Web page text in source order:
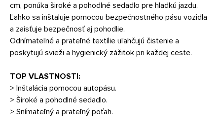
cm, ponúka široké a pohodlné sedadlo pre hladkú jazdu.
Ľahko sa inštaluje pomocou bezpečnostného pásu vozidla
a zaisťuje bezpečnosť aj pohodlie.
Odnímateľné a prateľné textílie uľahčujú čistenie a
poskytujú svieži a hygienický zážitok pri každej ceste.
TOP VLASTNOSTI:
> Inštalácia pomocou autopásu.
> Široké a pohodlné sedadlo.
> Snímateľný a prateľný poťah.